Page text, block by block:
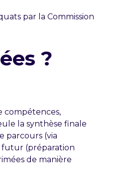
par la Commission
?
compétences,
la synthèse finale
parcours (via
futur (préparation
de manière